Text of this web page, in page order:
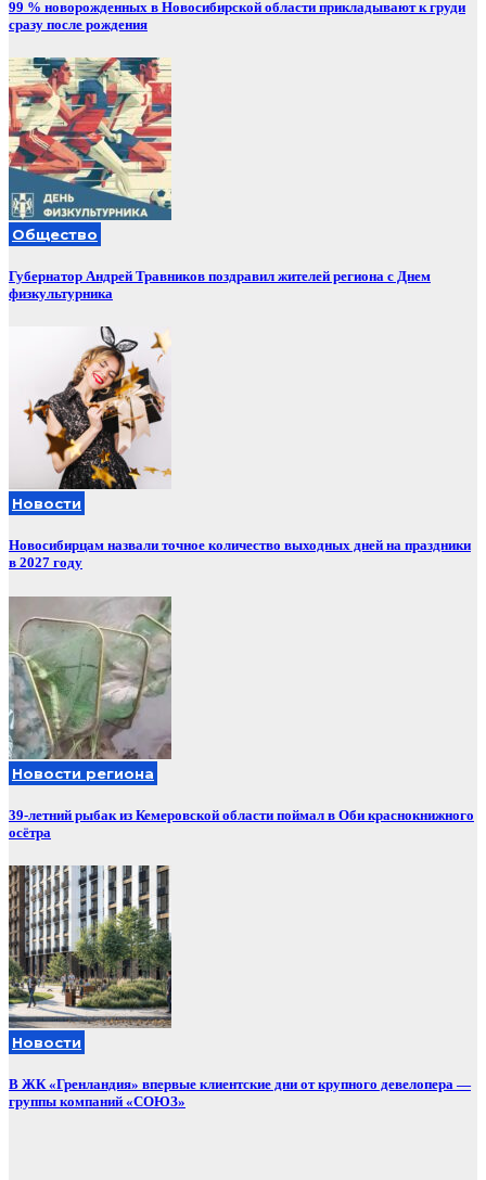
99 % новорожденных в Новосибирской области прикладывают к груди
сразу после рождения
Общество
Губернатор Андрей Травников поздравил жителей региона с Днем
физкультурника
Новости
Новосибирцам назвали точное количество выходных дней на праздники
в 2027 году
Новости региона
39-летний рыбак из Кемеровской области поймал в Оби краснокнижного
осётра
Новости
В ЖК «Гренландия» впервые клиентские дни от крупного девелопера —
группы компаний «СОЮЗ»